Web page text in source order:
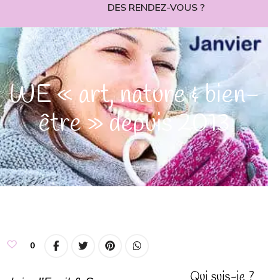
DES RENDEZ-VOUS ?
WE « art, nature & bien-
être » depuis 2013
0